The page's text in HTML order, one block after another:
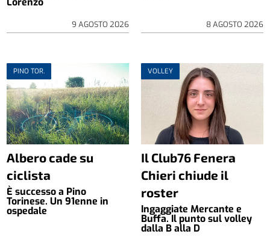
9 AGOSTO 2026 8 AGOSTO 2026
PINO TOR.
Albero cade su
ciclista
È successo a Pino
Torinese. Un 91enne in
ospedale
VOLLEY
Il Club76 Fenera
Chieri chiude il
roster
Ingaggiate Mercante e
Buffa. Il punto sul volley
dalla B alla D